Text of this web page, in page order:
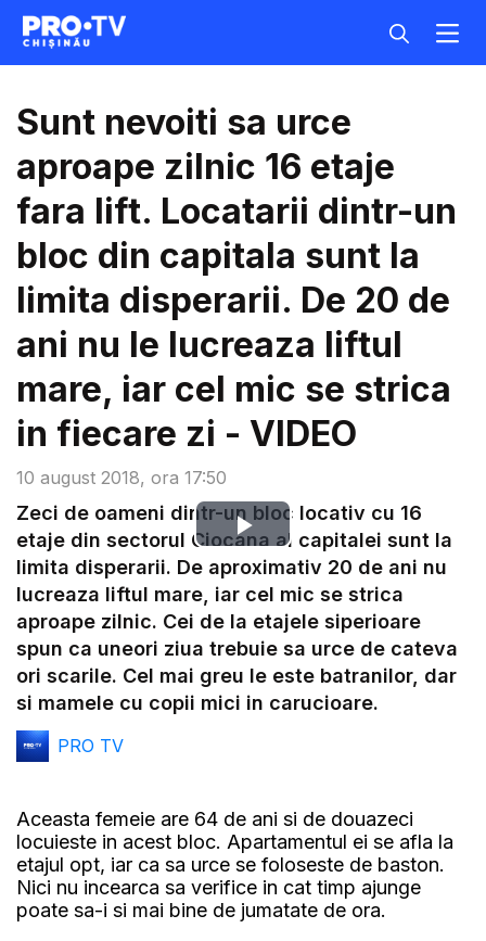
10 august 2018, ora 17:50
Sunt nevoiti sa urce
aproape zilnic 16 etaje
fara lift. Locatarii dintr-un
bloc din capitala sunt la
limita disperarii. De 20 de
ani nu le lucreaza liftul
mare, iar cel mic se strica
in fiecare zi - VIDEO
Play
Video
Zeci de oameni dintr-un bloc locativ cu 16
etaje din sectorul Ciocana al capitalei sunt la
limita disperarii. De aproximativ 20 de ani nu
lucreaza liftul mare, iar cel mic se strica
aproape zilnic. Cei de la etajele siperioare
spun ca uneori ziua trebuie sa urce de cateva
ori scarile. Cel mai greu le este batranilor, dar
si mamele cu copii mici in carucioare.
PRO TV
Aceasta femeie are 64 de ani si de douazeci
locuieste in acest bloc. Apartamentul ei se afla la
etajul opt, iar ca sa urce se foloseste de baston.
Nici nu incearca sa verifice in cat timp ajunge
poate sa-i si mai bine de jumatate de ora.